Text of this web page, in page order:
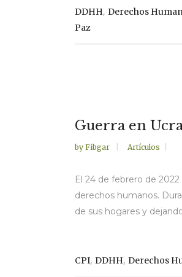
DDHH, Derechos
Paz
Guerra en
by Fibgar Artículos
El 24 de febrero de
derechos humanos.
de sus hogares y
CPI, DDHH, Derechos